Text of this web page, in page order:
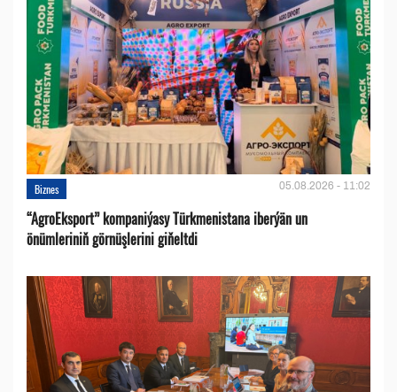
Biznes 05.08.2026 - 11:02
“AgroEksport” kompaniýasy Türkmenistana iberýän un
önümleriniň görnüşlerini giňeltdi